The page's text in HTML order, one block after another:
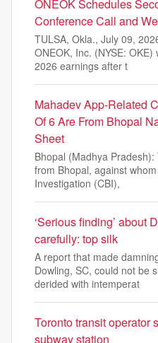
ONEOK Schedules
Conference Call and
TULSA, Okla., July 09,
ONEOK, Inc. (NYSE:
2026 earnings after t
Mahadev App-Related
Of 6 Are From Bhopal
Sheet
Bhopal (Madhya
from Bhopal, against
Investigation (CBI),
‘Serious finding’ about
carefully: top silk
A report that made
Dowling, SC, could not be
derided with intemperat
Toronto transit operator
subway station